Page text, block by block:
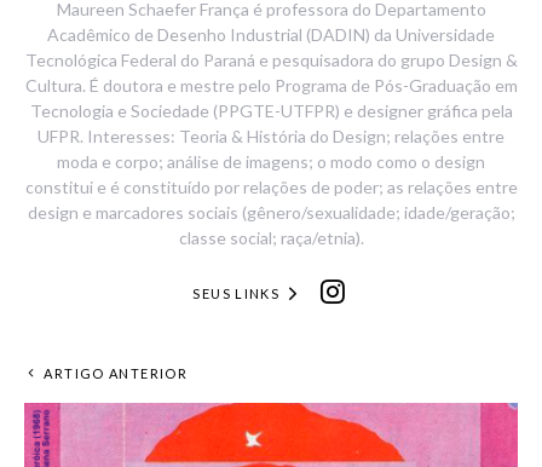
Maureen Schaefer França é professora do Departamento
Acadêmico de Desenho Industrial (DADIN) da Universidade
Tecnológica Federal do Paraná e pesquisadora do grupo Design &
Cultura. É doutora e mestre pelo Programa de Pós-Graduação em
Tecnologia e Sociedade (PPGTE-UTFPR) e designer gráfica pela
UFPR. Interesses: Teoria & História do Design; relações entre
moda e corpo; análise de imagens; o modo como o design
constitui e é constituído por relações de poder; as relações entre
design e marcadores sociais (gênero/sexualidade; idade/geração;
classe social; raça/etnia).
SEUS LINKS
ARTIGO ANTERIOR